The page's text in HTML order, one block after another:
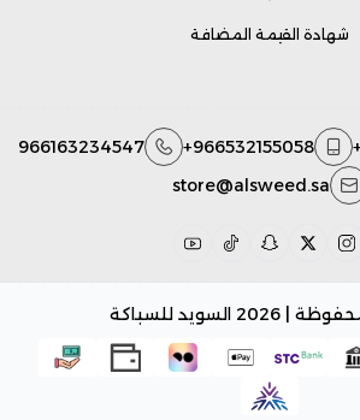
شهادة القيمة المضافة
+966532155058
966163234547
store@alsweed.sa
| 2026 السويد للسباكة